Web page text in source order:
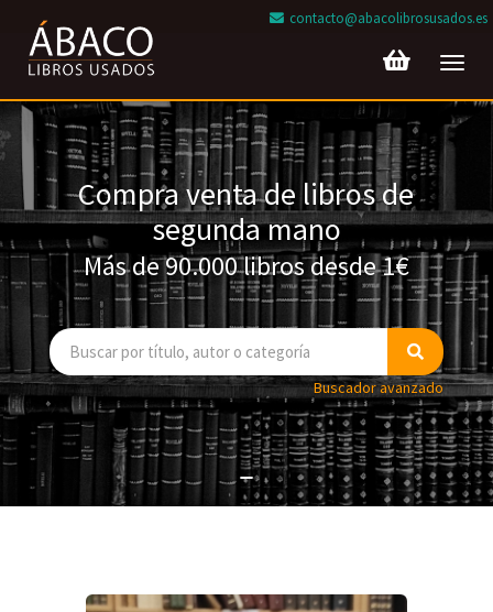
contacto@abacolibrosusados.es
Compra venta de libros de
segunda mano
Más de 90.000 libros desde 1€
Buscador avanzado